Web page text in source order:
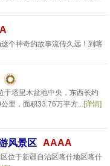
个神奇的故事流传久远！到喀
于塔里木盆地中央，东西长约
里，面积33.76万平方...[详情]
风景区 AAAA
位于新疆自治区喀什地区喀什